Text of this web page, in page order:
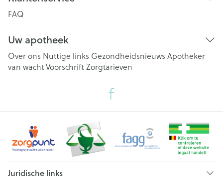
FAQ
Uw apotheek
Over ons Nuttige links Gezondheidsnieuws Apotheker
van wachtVoorschriftZorgtarieven
Juridische links